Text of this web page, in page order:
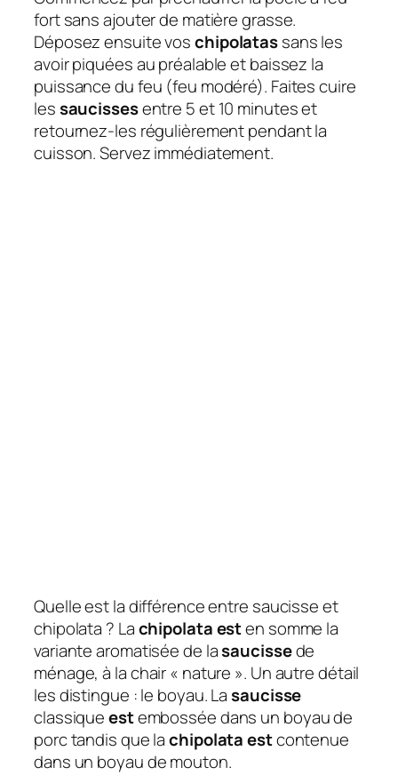
fort sans ajouter de matière grasse.
Déposez ensuite voschipolatassans les
avoir piquées au préalable et baissez la
puissance du feu (feu modéré). Faites cuire
lessaucissesentre 5 et 10 minutes et
retournez-les régulièrement pendant la
cuisson. Servez immédiatement.
Quelle est la différence entre saucisse et
chipolata ? Lachipolata esten somme la
variante aromatisée de lasaucissede
ménage, à la chair « nature ». Un autre détail
les distingue : le boyau. Lasaucisse
classiqueestembossée dans un boyau de
porc tandis que lachipolata estcontenue
dans un boyau de mouton.